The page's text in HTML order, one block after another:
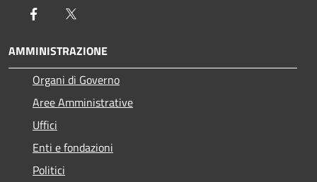
Facebook
AMMINISTRAZIONE
Organi di Governo
Aree Amministrative
Uffici
Enti e fondazioni
Politici